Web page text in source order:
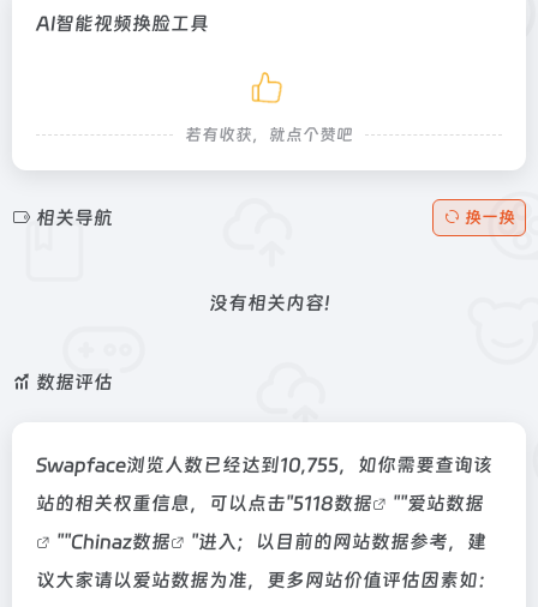
AI智能视频换脸工具
若有收获，就点个赞吧
相关导航 换一换
没有相关内容!
数据评估
Swapface浏览人数已经达到10,755，如你需要查询该
站的相关权重信息，可以点击"5118数据 ""爱站数据
""Chinaz数据
"进入；以目前的网站数据参考，建
议大家请以爱站数据为准，更多网站价值评估因素如：